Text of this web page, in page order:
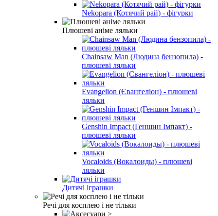
Nekopara (Котячий рай) - фігурки
Плюшеві аніме ляльки
Chainsaw Man (Людина бензопила) -
плюшеві ляльки
Evangelion (Євангеліон) - плюшеві
ляльки
Genshin Impact (Геншин Імпакт) -
плюшеві ляльки
Vocaloids (Вокалоиды) - плюшеві
ляльки
Дитячі іграшки
Речі для косплею і не тільки